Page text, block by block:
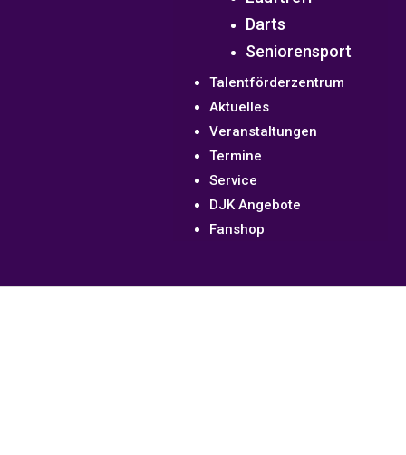
Darts
Seniorensport
Talentförderzentrum
Aktuelles
Veranstaltungen
Termine
Service
DJK Angebote
Fanshop